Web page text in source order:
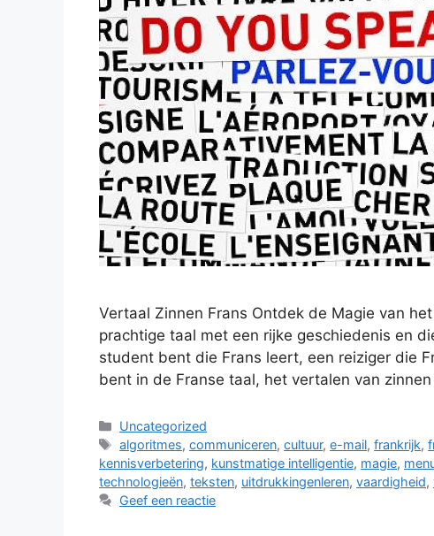
Vertaal Zinnen Frans Ontdek de Magie van
prachtige taal met een rijke geschiedenis en
student bent die Frans leert, een reiziger die
bent in de Franse taal, het vertalen van
Categorieën
Uncategorized
Tags
algoritmes,communiceren,cultuur,e-mail,frankrijk,
kennisverbetering, kunstmatige intelligentie, magie,
technologieën, teksten, uitdrukkingenleren, vaardigheid,
Geef een reactie